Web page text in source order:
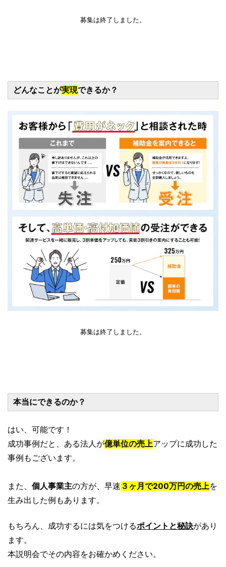
募集は終了しました。
どんなことが実現できるか？
募集は終了しました。
本当にできるのか？
はい、可能です！
成功事例だと、ある法人が億単位の売上アップに成功した
事例もございます。
また、 個人事業主の方が、早速 ３ヶ月で200万円の売上を
生み出した例もあります。
もちろん、成功するには気をつけるポイントと秘訣があり
ます。
本説明会でその内容をお確かめください。